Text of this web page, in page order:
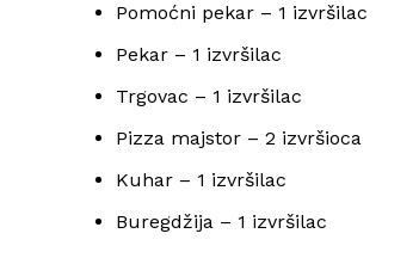
Pomoćni pekar – 1 izvršilac
Pekar – 1 izvršilac
Trgovac – 1 izvršilac
Pizza majstor – 2 izvršioca
Kuhar – 1 izvršilac
Buregdžija – 1 izvršilac